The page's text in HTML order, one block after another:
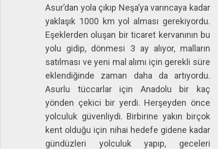
Asur’dan yola çıkıp Neşa’ya varıncaya kadar
yaklaşık 1000 km yol alması gerekiyordu.
Eşeklerden oluşan bir ticaret kervanının bu
yolu gidip, dönmesi 3 ay alıyor, malların
satılması ve yeni mal alımı için gerekli süre
eklendiğinde zaman daha da artıyordu.
Asurlu tüccarlar için Anadolu bir kaç
yönden çekici bir yerdi. Herşeyden önce
yolculuk güvenliydi. Birbirine yakın birçok
kent olduğu için nihai hedefe gidene kadar
gündüzleri yolculuk yapıp, geceleri